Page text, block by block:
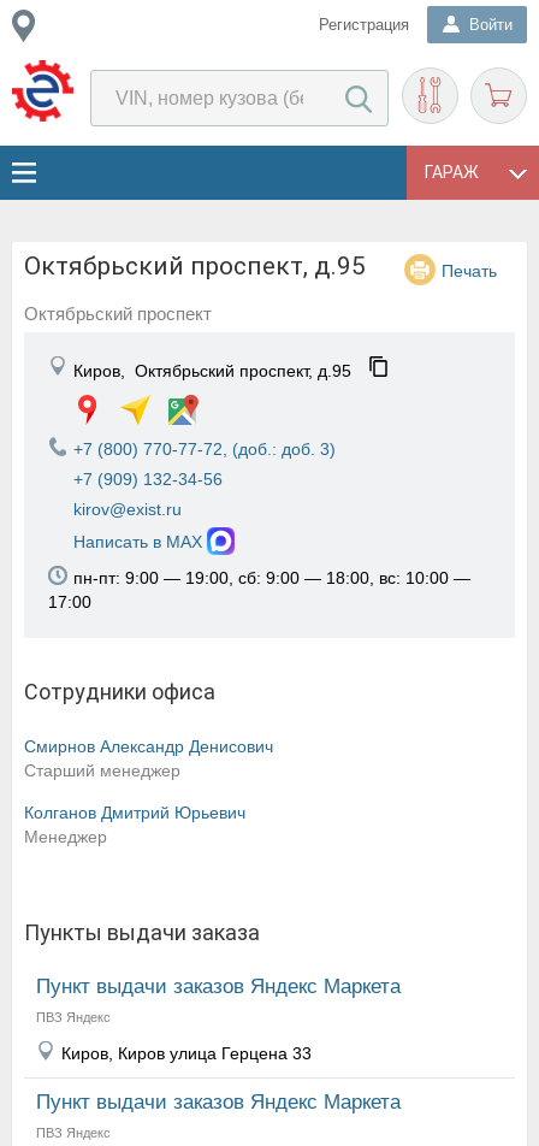
Регистрация Войти
ГАРАЖ
Октябрьский проспект, д.95 Печать
Октябрьский проспект
Киров, Октябрьский проспект, д.95
+7 (800) 770-77-72, (доб.: доб. 3)
+7 (909) 132-34-56
kirov@exist.ru
Написать в MAX
пн-пт: 9:00 — 19:00, сб: 9:00 — 18:00, вс: 10:00 —
17:00
Сотрудники офиса
Смирнов Александр Денисович
Старший менеджер
Колганов Дмитрий Юрьевич
Менеджер
Пункты выдачи заказа
Пункт выдачи заказов Яндекс Маркета
ПВЗ Яндекс
Киров, Киров улица Герцена 33
Пункт выдачи заказов Яндекс Маркета
ПВЗ Яндекс